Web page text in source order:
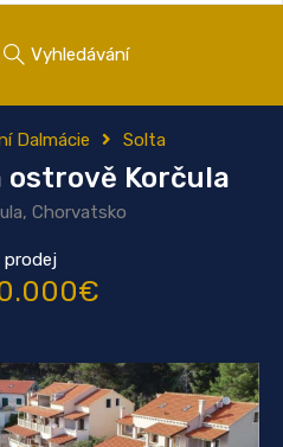
Vyhledávání
Dalmácie Solta
ostrově Korčula
Chorvatsko
prodej